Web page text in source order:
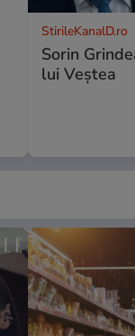
StirileKanalD.ro
Sorin
lui Veștea